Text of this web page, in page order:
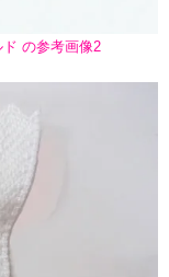
の参考画像2